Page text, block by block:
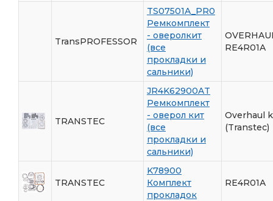
TransPROFESSOR
TS07501A_PR0
Ремкомплект
- оверолкит
(все
прокладки и
сальники)
RE4R01A
TRANSTEC
JR4K62900AT
Ремкомплект
- оверол кит
(все
прокладки и
сальники)
Overhaul
(Transtec)
TRANSTEC
K78900
Комплект
прокладок
RE4R01A